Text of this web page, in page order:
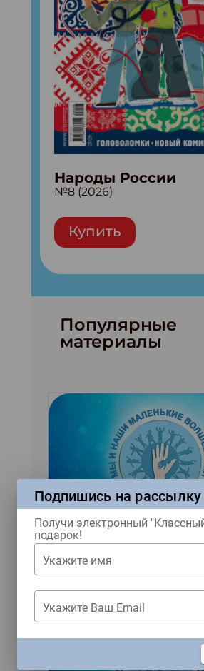
Народы России
№8 (2026)
Купить
Популярные
материалы
Читать как дышать
Рассказы
авторов для
и наши маленькие
волшебники!»
Подпишись на рассылку
Получи электронный
подарок!
Укажите имя
Укажите Ваш Email